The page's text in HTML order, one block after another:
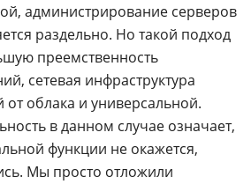
администрирование серверов
раздельно. Но такой подход
преемственность
сетевая инфраструктура
от облака и универсальной.
в данном случае означает,
функции не окажется,
Мы просто отложили